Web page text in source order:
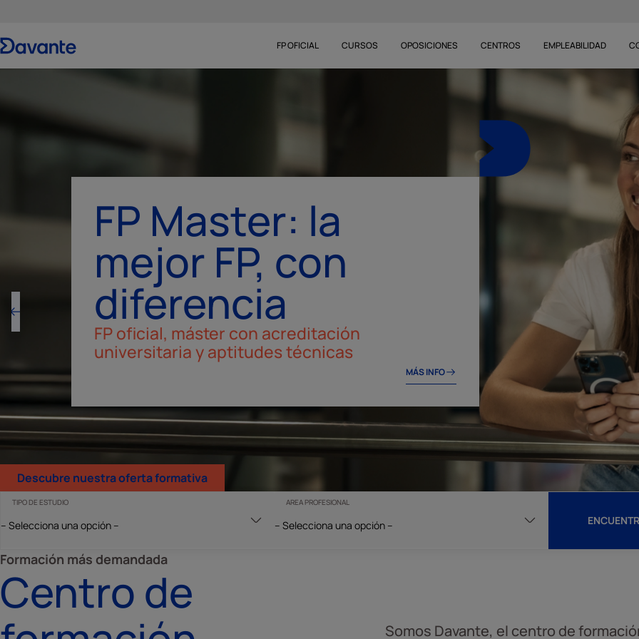
FP OFICIAL CURSOS OPOSICIONES CENTROS EMPLEABILIDAD
Trae un amigo y
ganáis los dos
Recomienda Davante y consigue 150€ en
Amazon
Descubre nuestra oferta formativa
TIPO DE ESTUDIO AREA PROFESIONAL
Formación más demandada
Centro de
Somos Davante, el centro de